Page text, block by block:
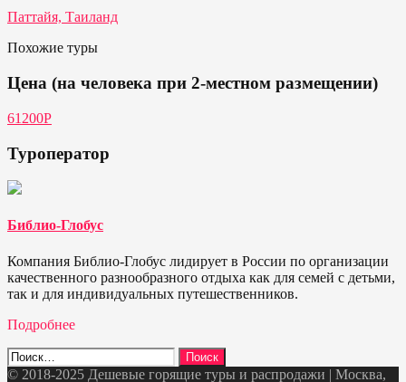
Паттайя, Таиланд
Похожие туры
Цена (на человека при 2-местном размещении)
61200Р
Туроператор
Библио-Глобус
Компания Библио-Глобус лидирует в России по организации
качественного разнообразного отдыха как для семей с детьми,
так и для индивидуальных путешественников.
Подробнее
Найти:
© 2018-2025 Дешевые горящие туры и распродажи | Москва,